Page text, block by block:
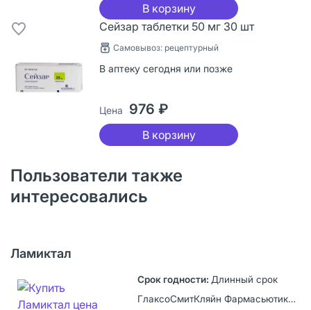
В корзину
Сейзар таблетки 50 мг 30 шт
Самовывоз: рецептурный
В аптеку сегодня или позже
Цена 976 ₽
В корзину
Пользователи также
интересовались
Ламиктал
Длинный срок
ГлаксоСмитКляйн Фармасьютикалз С.А., Польша